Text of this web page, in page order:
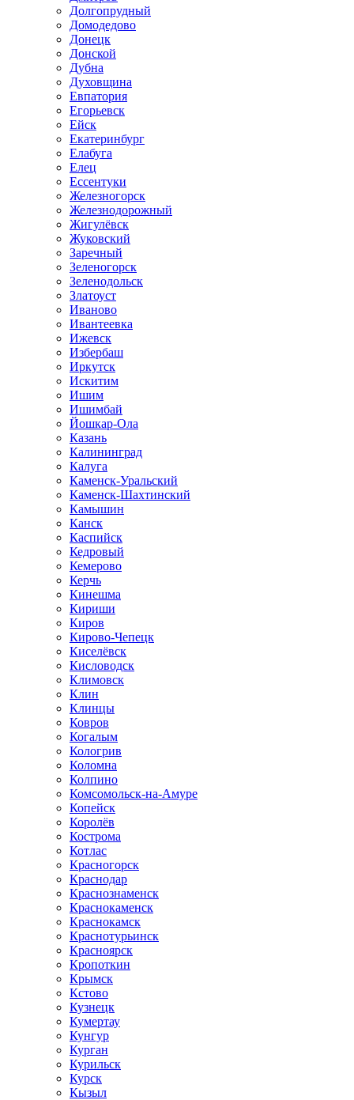
Долгопрудный
Домодедово
Донецк
Донской
Дубна
Духовщина
Евпатория
Егорьевск
Ейск
Екатеринбург
Елабуга
Елец
Ессентуки
Железногорск
Железнодорожный
Жигулёвск
Жуковский
Заречный
Зеленогорск
Зеленодольск
Златоуст
Иваново
Ивантеевка
Ижевск
Избербаш
Иркутск
Искитим
Ишим
Ишимбай
Йошкар-Ола
Казань
Калининград
Калуга
Каменск-Уральский
Каменск-Шахтинский
Камышин
Канск
Каспийск
Кедровый
Кемерово
Керчь
Кинешма
Кириши
Киров
Кирово-Чепецк
Киселёвск
Кисловодск
Климовск
Клин
Клинцы
Ковров
Когалым
Кологрив
Коломна
Колпино
Комсомольск-на-Амуре
Копейск
Королёв
Кострома
Котлас
Красногорск
Краснодар
Краснознаменск
Краснокаменск
Краснокамск
Краснотурьинск
Красноярск
Кропоткин
Крымск
Кстово
Кузнецк
Кумертау
Кунгур
Курган
Курильск
Курск
Кызыл